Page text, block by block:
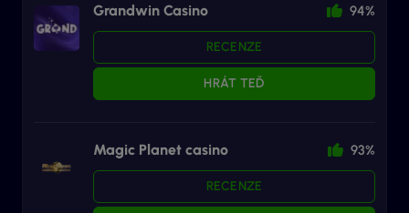
Grandwin Casino 94%
RECENZE
HRÁT TEĎ
Magic Planet casino 93%
RECENZE